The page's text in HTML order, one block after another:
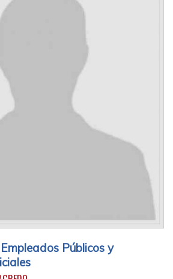
Públicos y